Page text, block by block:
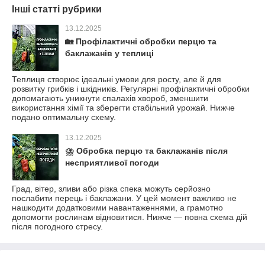
Інші статті рубрики
13.12.2025
🏡 Профілактичні обробки перцю та
баклажанів у теплиці
Теплиця створює ідеальні умови для росту, але й для
розвитку грибків і шкідників. Регулярні профілактичні обробки
допомагають уникнути спалахів хвороб, зменшити
використання хімії та зберегти стабільний урожай. Нижче
подано оптимальну схему.
13.12.2025
⛈ Обробка перцю та баклажанів після
несприятливої погоди
Град, вітер, зливи або різка спека можуть серйозно
послабити перець і баклажани. У цей момент важливо не
нашкодити додатковими навантаженнями, а грамотно
допомогти рослинам відновитися. Нижче — повна схема дій
після погодного стресу.